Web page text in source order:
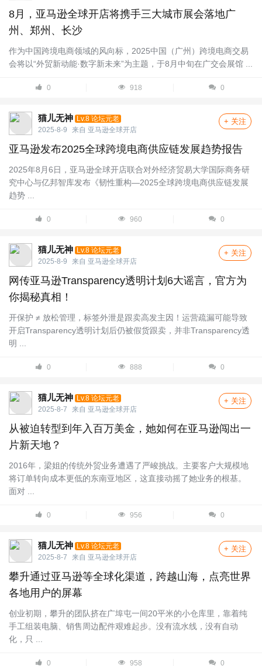
8月，亚马逊全球开店将携手三大城市展会落地广
州、郑州、长沙
作为中国跨境电商领域的风向标，2025中国（广州）跨境电商交易
会将以“外贸新动能·数字新未来”为主题，于8月中旬在广交会展馆 ...
0 918 0
猫儿无神 Lv.8 论坛元老
2025-8-9
来自 亚马逊全球开店
+ 关注
亚马逊发布2025全球跨境电商供应链发展趋势报告
2025年8月6日，亚马逊全球开店联合对外经济贸易大学国际商务研
究中心与亿邦智库发布《韧性重构—2025全球跨境电商供应链发展
趋势 ...
0 960 0
猫儿无神 Lv.8 论坛元老
2025-8-9
来自 亚马逊全球开店
+ 关注
网传亚马逊Transparency透明计划6大谣言，官方为
你揭秘真相！
开保护 ≠ 放松管理，标签外泄是跟卖高发主因！运营疏漏可能导致
开启Transparency透明计划后仍被假货跟卖，并非Transparency透
明 ...
0 888 0
猫儿无神 Lv.8 论坛元老
2025-8-7
来自 亚马逊全球开店
+ 关注
从被迫转型到年入百万美金，她如何在亚马逊闯出一
片新天地？
2016年，梁姐的传统外贸业务遭遇了严峻挑战。主要客户大规模地
将订单转向成本更低的东南亚地区，这直接动摇了她业务的根基。
面对 ...
0 956 0
猫儿无神 Lv.8 论坛元老
2025-8-7
来自 亚马逊全球开店
+ 关注
攀升通过亚马逊等全球化渠道，跨越山海，点亮世界
各地用户的屏幕
创业初期，攀升的团队挤在广埠屯一间20平米的小仓库里，靠着纯
手工组装电脑、销售周边配件艰难起步。没有流水线，没有自动
化，只 ...
0 958 0